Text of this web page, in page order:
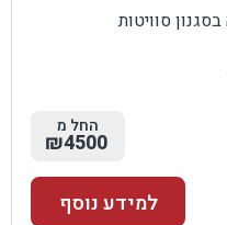
החל מ
₪4500
למידע נוסף